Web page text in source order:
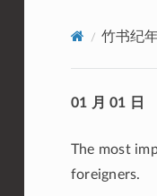
竹书纪
01 月 01 日
The most
foreigners.